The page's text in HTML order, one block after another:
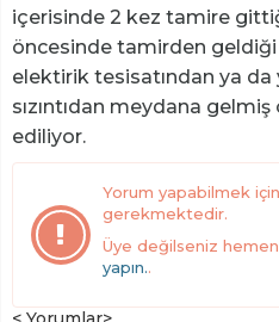
içerisinde 2 kez tamire
öncesinde tamirden geldiği
elektirik tesisatından ya da
sızıntıdan meydana
ediliyor.
Yorum yapabilmek
gerekmektedir.
Üye değilseniz hemen
yapın..